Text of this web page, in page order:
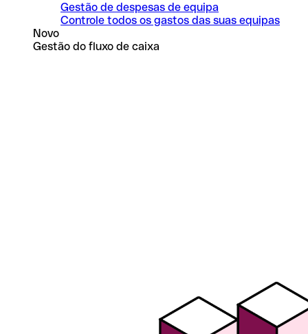
Gestão de despesas de equipa
Controle todos os gastos das suas equipas
Novo
Gestão do fluxo de caixa